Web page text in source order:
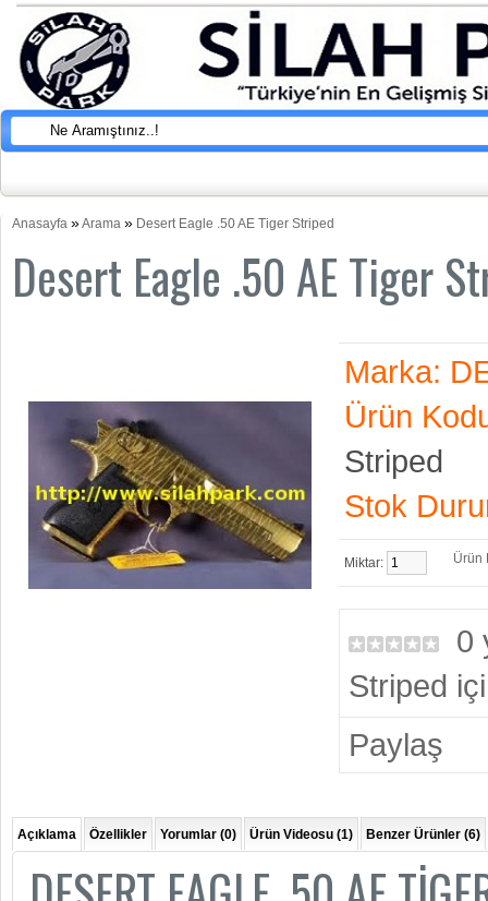
Anasayfa »Arama » Desert Eagle .50 AE Tiger Striped
Desert Eagle .50 AE Tiger
Marka:
Ürün
Striped
Stok
Miktar: Ürün
0
Striped
Paylaş
Açıklama Özellikler Yorumlar (0) Ürün Videosu (1) Benzer Ürünler (6)